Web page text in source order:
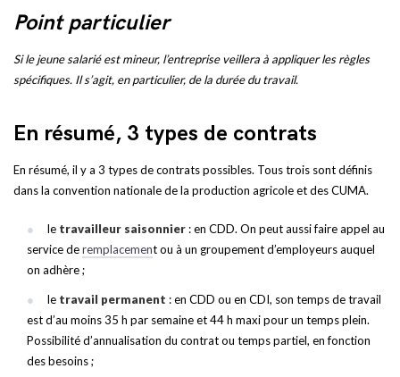
Point particulier
Si le jeune salarié est mineur, l’entreprise veillera à appliquer les règles
spécifiques. Il s’agit, en particulier, de la durée du travail.
En résumé, 3 types de contrats
En résumé, il y a 3 types de contrats possibles. Tous trois sont définis
dans la convention nationale de la production agricole et des CUMA.
le travailleur saisonnier : en CDD. On peut aussi faire appel au
service deremplacement ou à un groupement d’employeurs auquel
on adhère ;
le travail permanent : en CDD ou en CDI, son temps de travail
est d’au moins 35 h par semaine et 44 h maxi pour un temps plein.
Possibilité d’annualisation du contrat ou temps partiel, en fonction
des besoins ;